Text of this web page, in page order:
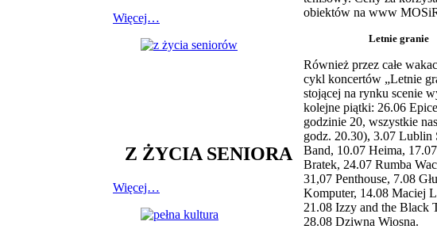
Więcej…
Z ŻYCIA SENIORA
Więcej…
obiektów na www
Letnie granie
Również przez całe
cykl koncertów „Letnie
stojącej na rynku scenie
kolejne piątki: 26.06
godzinie 20, wszystkie
godz. 20.30), 3.07 Lublin
Band, 10.07 Heima,
Bratek, 24.07 Rumba
31,07 Penthouse, 7.08
Komputer, 14.08 Maciej
21.08 Izzy and the Black
28.08 Dziwna Wiosna.